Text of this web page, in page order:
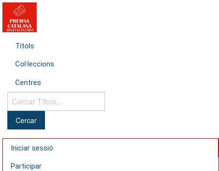
Títols
Col·leccions
Centres
Cercar
Títols...
Iniciar sessió
Participar